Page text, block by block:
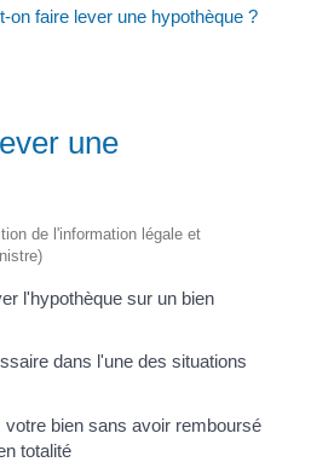
on faire lever une hypothèque ?
une
de l'information légale et
l'hypothèque sur un bien
dans l'une des situations
bien sans avoir remboursé
totalité